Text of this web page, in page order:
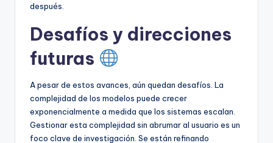
después.
Desafíos y direcciones
futuras
A pesar de estos avances, aún quedan desafíos. La
complejidad de los modelos puede crecer
exponencialmente a medida que los sistemas escalan.
Gestionar esta complejidad sin abrumar al usuario es un
foco clave de investigación. Se están refinando